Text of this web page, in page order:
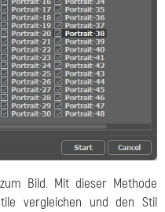
Bild. Mit dieser Methode
vergleichen und den Stil